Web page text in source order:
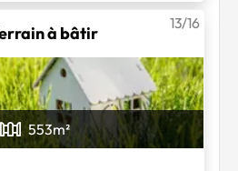
à bâtir
13/16
553m²